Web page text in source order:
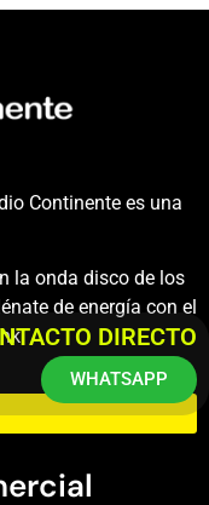
Continente es una
la onda disco de los
de energía con el
DIRECTO
WHATSAPP